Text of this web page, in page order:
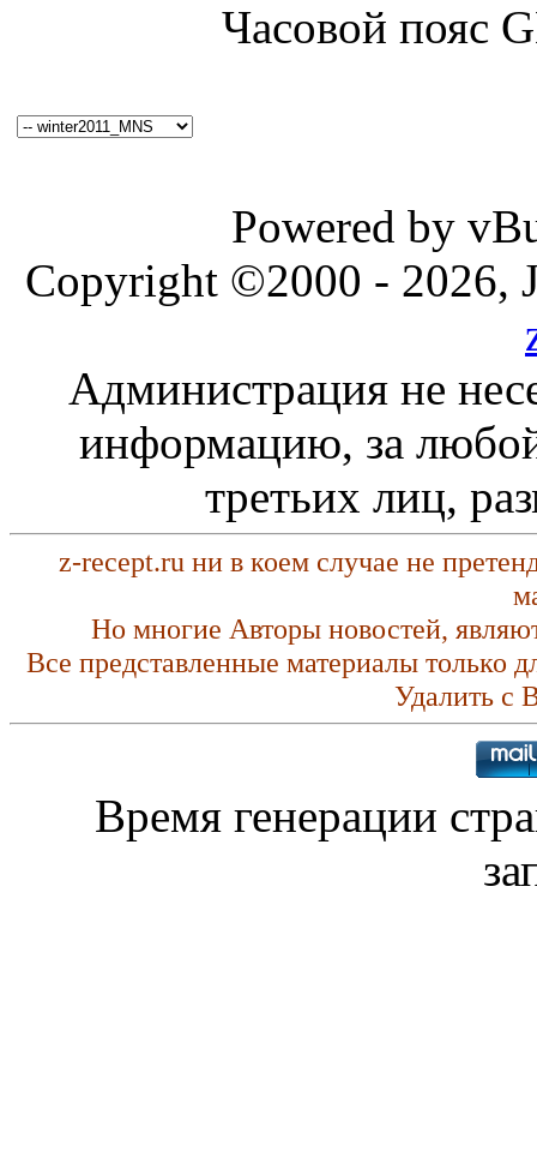
Часовой пояс
Powered by
Copyright ©2000 - 2026,
Администрация не
информацию, за любой
третьих лиц,
z-recept.ru ни в коем случае не
Но многие Авторы новостей,
Все представленные материалы только
Удалить с
Время генерации